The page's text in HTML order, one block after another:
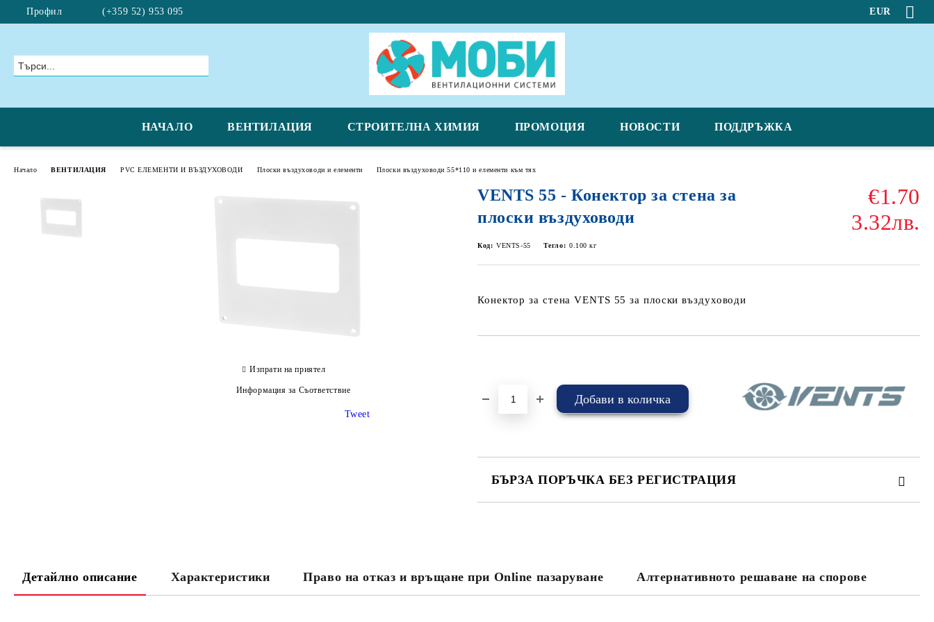
Профил (+359 52) 953 095 EUR
НАЧАЛО ВЕНТИЛАЦИЯ СТРОИТЕЛНА ХИМИЯ ПРОМОЦИЯ НОВОСТИ ПОДДРЪЖКА
Начало ВЕНТИЛАЦИЯ PVC ЕЛЕМЕНТИ И ВЪЗДУХОВОДИ Плоски въздуховоди и елементи Плоски въздуховоди 55*110 и елементи към тях
VENTS 55 - Конектор за стена за
плоски въздуховоди
€1.70
3.32лв.
Код: VENTS-55 Тегло: 0.100 кг
Конектор за стена VENTS 55 за плоски въздуховоди
БЪРЗА ПОРЪЧКА БЕЗ РЕГИСТРАЦИЯ
Съгласен съм сПолитиката за лични данни
Изпрати на приятел
Информация за Съответствие
Tweet
Детайлно описание Характеристики Право на отказ и връщане при Online пазаруване Алтернативното решаване на спорове